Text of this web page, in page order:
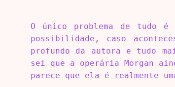
O único problema de tudo
possibilidade, caso
profundo da autora e tudo
sei que a operária Morgan
parece que ela é realmente